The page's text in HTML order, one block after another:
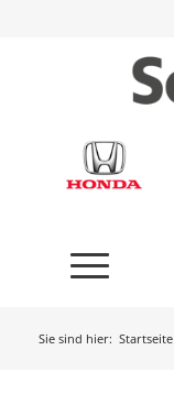
Sie sind hier: Startseite